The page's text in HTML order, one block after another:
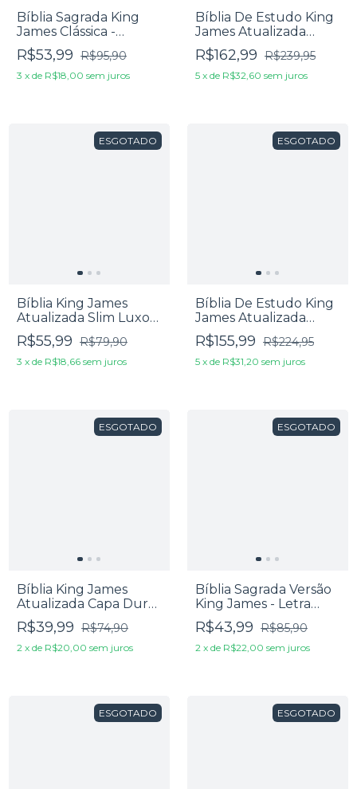
Bíblia Sagrada King
James Clássica -
Ultrafina Capa Luxo
Preta
R$53,99 R$95,90
3 x de R$18,00 sem juros
Bíblia De Estudo King
James Atualizada
Letra Grande Capa
Luxo Preta
R$162,99 R$239,95
5 x de R$32,60 sem juros
ESGOTADO
Bíblia King James
Atualizada Slim Luxo
Verde
R$55,99 R$79,90
3 x de R$18,66 sem juros
ESGOTADO
Bíblia De Estudo King
James Atualizada
Letra Grande Capa
Luxo Marrom E Preta
R$155,99 R$224,95
5 x de R$31,20 sem juros
ESGOTADO
Bíblia King James
Atualizada Capa Dura
Foi Por Amor
R$39,99 R$74,90
2 x de R$20,00 sem juros
ESGOTADO
Bíblia Sagrada Versão
King James - Letra
Extragrande - Capa
Dura Modelo: Vida
R$43,99 R$85,90
2 x de R$22,00 sem juros
ESGOTADO ESGOTADO